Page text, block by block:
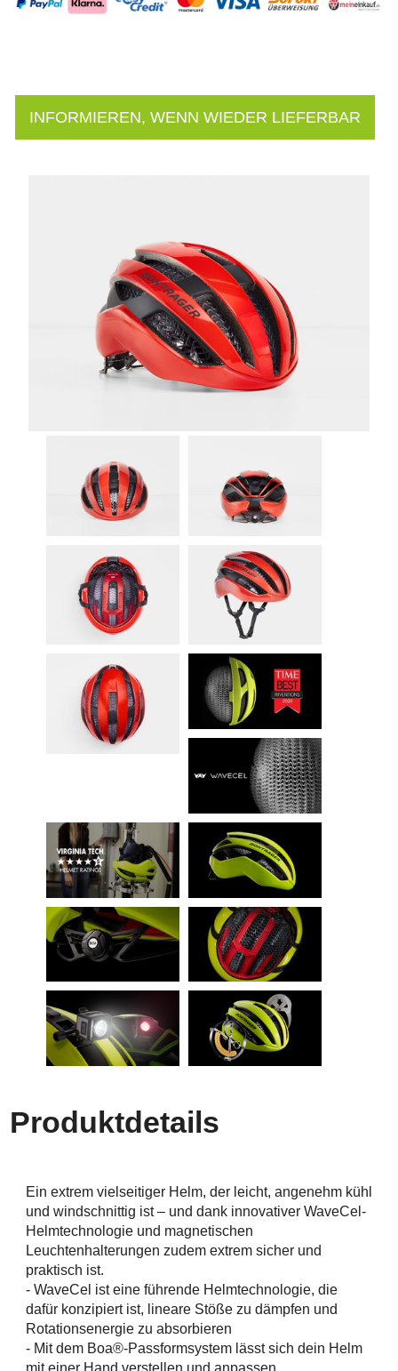
INFORMIEREN, WENN WIEDER LIEFERBAR
Produktdetails
Ein extrem vielseitiger Helm, der leicht, angenehm kühl
und windschnittig ist – und dank innovativer WaveCel-
Helmtechnologie und magnetischen
Leuchtenhalterungen zudem extrem sicher und
praktisch ist.
- WaveCel ist eine führende Helmtechnologie, die
dafür konzipiert ist, lineare Stöße zu dämpfen und
Rotationsenergie zu absorbieren
- Mit dem Boa®-Passformsystem lässt sich dein Helm
mit einer Hand verstellen und anpassen